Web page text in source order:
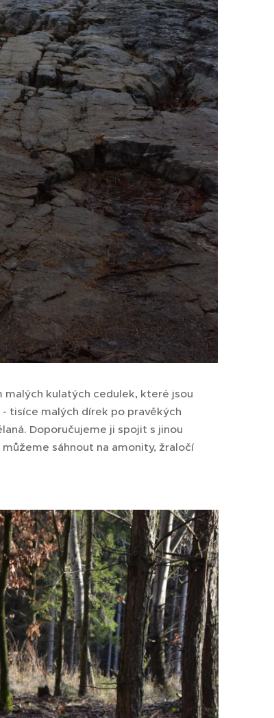
malých kulatých cedulek, které jsou
tisíce malých dírek po pravěkých
Doporučujeme ji spojit s jinou
sáhnout na amonity, žraločí